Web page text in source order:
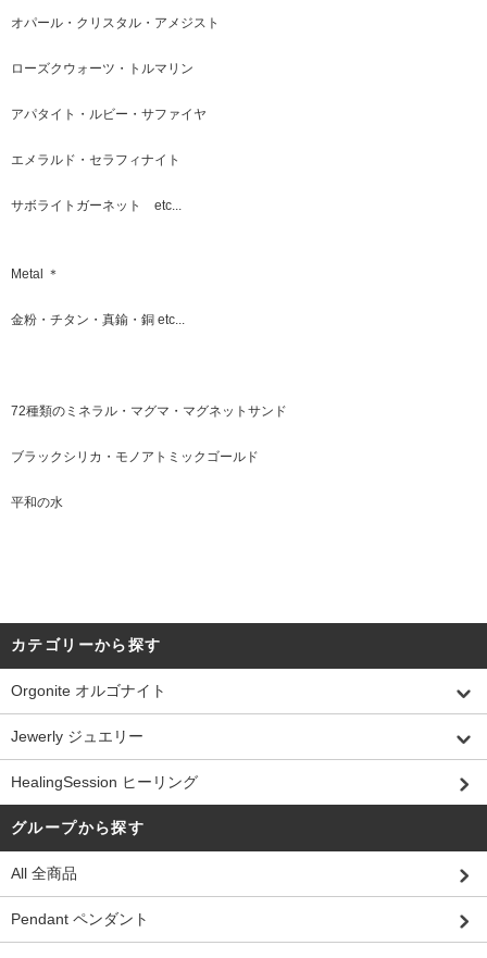
オパール・クリスタル・アメジスト
ローズクウォーツ・トルマリン
アパタイト・ルビー・サファイヤ
エメラルド・セラフィナイト
サボライトガーネット etc...
Metal ＊
金粉・チタン・真鍮・銅 etc...
72種類のミネラル・マグマ・マグネットサンド
ブラックシリカ・モノアトミックゴールド
平和の水
カテゴリーから探す
Orgonite オルゴナイト
Jewerly ジュエリー
HealingSession ヒーリング
グループから探す
All 全商品
Pendant ペンダント